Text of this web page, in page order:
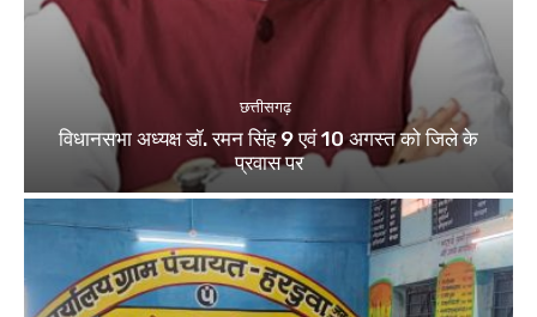
छत्तीसगढ़
विधानसभा अध्यक्ष डॉ. रमन सिंह 9 एवं 10 अगस्त को जिले के
प्रवास पर